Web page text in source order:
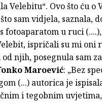
Velebitu“. Ovo što ću
sam vidjela, saznala,
fotoaparatom u ruci
ispričali su mi oni
od njih, posegnula sam
Maroević: „Bez
(...) autorica je
i tegobnim